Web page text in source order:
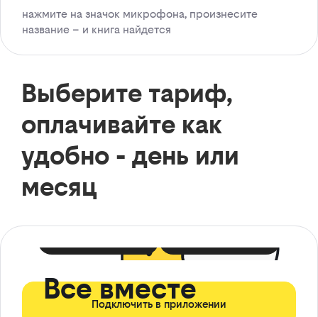
нажмите на значок микрофона, произнесите
название – и книга найдется
Выберите тариф,
оплачивайте как
удобно - день или
месяц
Все вместе
Подключить в приложении